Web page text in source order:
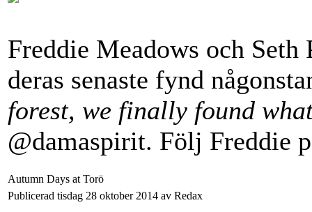
Freddie Meadows och
deras senaste fynd
forest, we finally found
@damaspirit. Följ Freddie
Autumn Days at Torö
Publicerad tisdag 28 oktober 2014 av Redax